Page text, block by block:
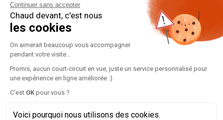
Continuer sans accepter
Chaud devant, c'est nous
les cookies
Plateforme de Gestion du
On aimerait beaucoup vous accompagner
pendant votre visite...
Promis, aucun court-circuit en vue, juste un service personnalisé pour
une expérience en ligne améliorée :)
C'est OK pour vous ?
Voici pourquoi nous utilisons des cookies.
Calibre :
Gtin/ean :
Code douane :
Désignation : 192D4422-AMP R96A90-A 50/5A-5IN
Pays d'origine : ES
Unité de contenu :
Valeur échelle normale : N/A